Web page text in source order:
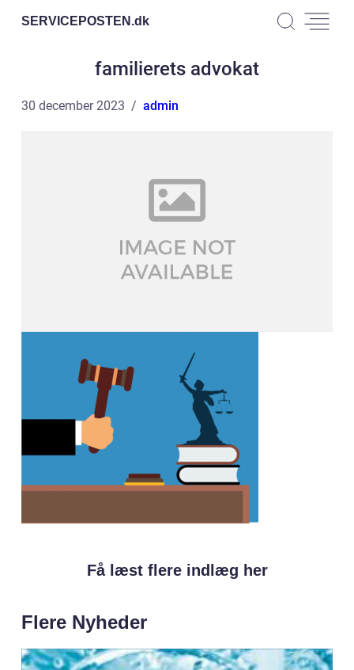
SERVICEPOSTEN.dk
familierets advokat
30 december 2023 admin
Få læst flere indlæg her
Flere Nyheder